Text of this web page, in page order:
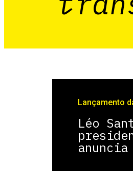
Lançamento
Léo
anuncia